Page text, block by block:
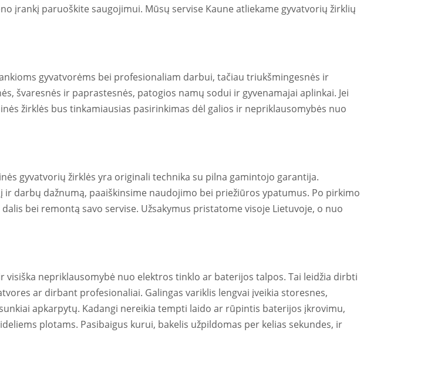
įrankį paruoškite saugojimui. Mūsų servise Kaune atliekame gyvatvorių žirklių
gyvatvorėms bei profesionaliam darbui, tačiau triukšmingesnės ir
švaresnės ir paprastesnės, patogios namų sodui ir gyvenamajai aplinkai. Jei
žirklės bus tinkamiausias pasirinkimas dėl galios ir nepriklausomybės nuo
gyvatvorių žirklės yra originali technika su pilna gamintojo garantija.
darbų dažnumą, paaiškinsime naudojimo bei priežiūros ypatumus. Po pirkimo
bei remontą savo servise. Užsakymus pristatome visoje Lietuvoje, o nuo
nepriklausomybė nuo elektros tinklo ar baterijos talpos. Tai leidžia dirbti
ar dirbant profesionaliai. Galingas variklis lengvai įveikia storesnes,
apkarpytų. Kadangi nereikia tempti laido ar rūpintis baterijos įkrovimu,
plotams. Pasibaigus kurui, bakelis užpildomas per kelias sekundes, ir